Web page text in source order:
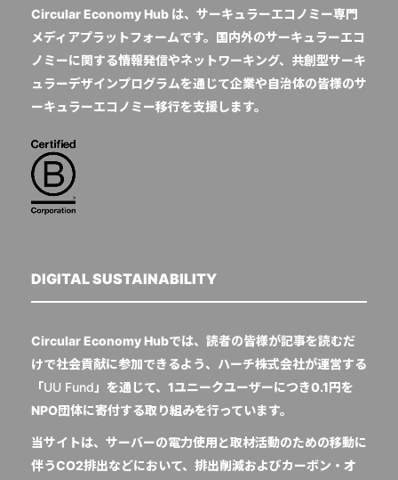
Circular Economy Hub は、サーキュラーエコノミー専門
メディアプラットフォームです。国内外のサーキュラーエコ
ノミーに関する情報発信やネットワーキング、共創型サーキ
ュラーデザインプログラムを通じて企業や自治体の皆様のサ
ーキュラーエコノミー移行を支援します。
DIGITAL SUSTAINABILITY
Circular Economy Hubでは、読者の皆様が記事を読むだ
けで社会貢献に参加できるよう、ハーチ株式会社が運営する
「UU Fund 」を通じて、1ユニークユーザーにつき0.1円を
NPO団体に寄付する取り組みを行っています。
当サイトは、サーバーの電力使用と取材活動のための移動に
伴うCO2排出などにおいて、排出削減およびカーボン・オ